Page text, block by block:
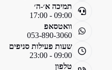
תמיכה א׳-ה׳
09:00 - 17:00
וואטסאפ
053-890-3060
שעות פעילות סניפים
09:00 - 23:00
טלפון